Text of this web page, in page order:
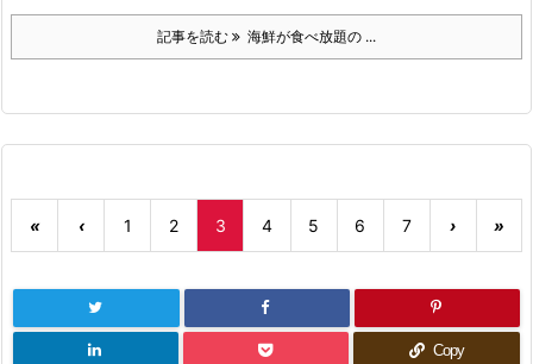
記事を読む 海鮮が食べ放題の ...
« ‹ 1 2 3 4 5 6 7 › »
Copy